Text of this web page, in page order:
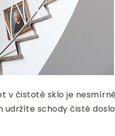
v čistotě sklo je
schody čisté